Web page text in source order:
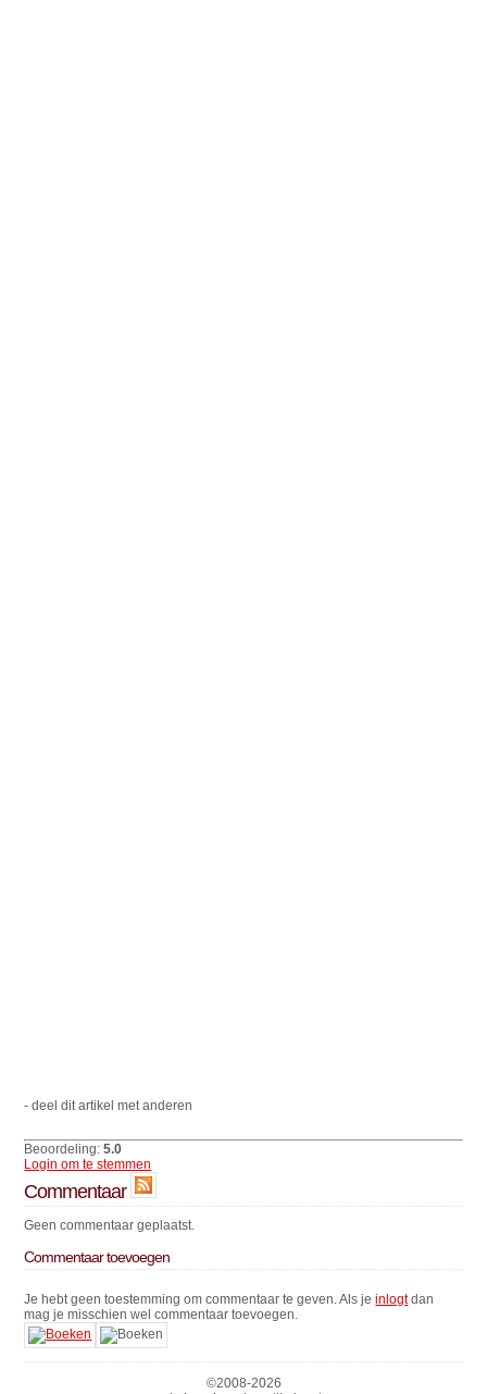
- deel dit artikel met anderen
Beoordeling:5.0
Login om te stemmen
Commentaar
Geen commentaar geplaatst.
Commentaar toevoegen
Je hebt geen toestemming om commentaar te geven. Als jeinlogtdan
mag je misschien wel commentaar toevoegen.
©2008-2026